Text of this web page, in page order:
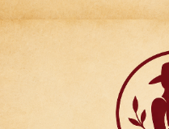
Articulos
Regalo